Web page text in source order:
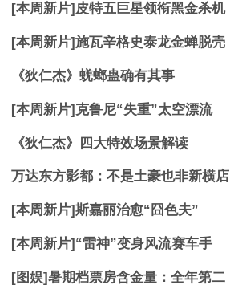
[本周新片]皮特五巨星领衔黑金杀机
[本周新片]施瓦辛格史泰龙金蝉脱壳
《狄仁杰》蜣螂蛊确有其事
[本周新片]克鲁尼“失重”太空漂流
《狄仁杰》四大特效场景解读
万达东方影都：不是土豪也非新横店
[本周新片]斯嘉丽治愈“囧色夫”
[本周新片]“雷神”变身风流赛车手
[图娱]暑期档票房含金量：全年第二